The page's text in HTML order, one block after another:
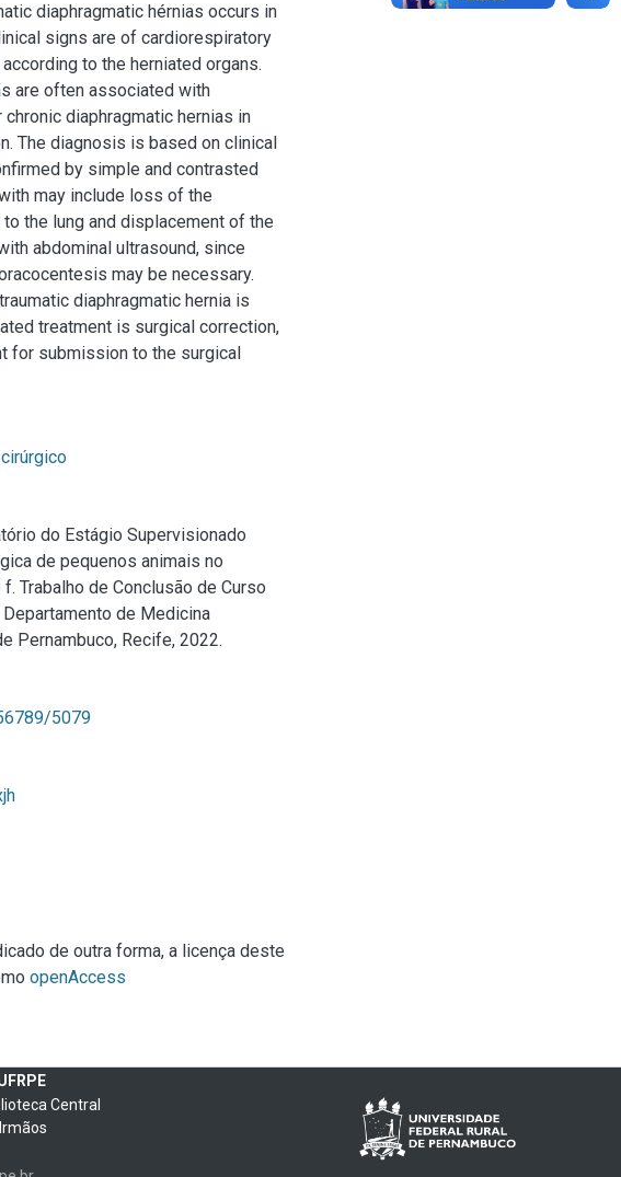
diaphragmatic hérnias occurs in
signs are of cardiorespiratory
to the herniated organs.
are often associated with
diaphragmatic hernias in
The diagnosis is based on clinical
by simple and contrasted
may include loss of the
the lung and displacement of the
abdominal ultrasound, since
may be necessary.
diaphragmatic hernia is
treatment is surgical correction,
for submission to the surgical
do Estágio Supervisionado
de pequenos animais no
Trabalho de Conclusão de Curso
de Medicina
Pernambuco, Recife, 2022.
5079
de outra forma, a licença deste
openAccess
Central